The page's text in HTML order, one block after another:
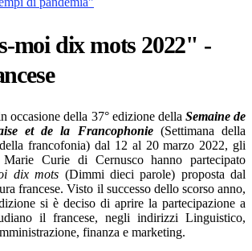
moi dix mots 2022" -
occasione della 37° edizione della Semaine de
et de la Francophonie(Settimana della
francofonia) dal 12 al 20 marzo 2022, gli
Curie di Cernusco hanno partecipato
dix mots (Dimmi dieci parole) proposta dal
francese. Visto il successo dello scorso anno,
si è deciso di aprire la partecipazione a
il francese, negli indirizzi Linguistico,
finanza e marketing.